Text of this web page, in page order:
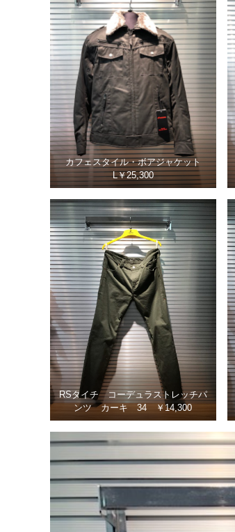
カフェスタイル・ボアジャケット
L￥25,300
RSタイチ コーデュラストレッチパ
ンツ カーキ 34 ￥14,300